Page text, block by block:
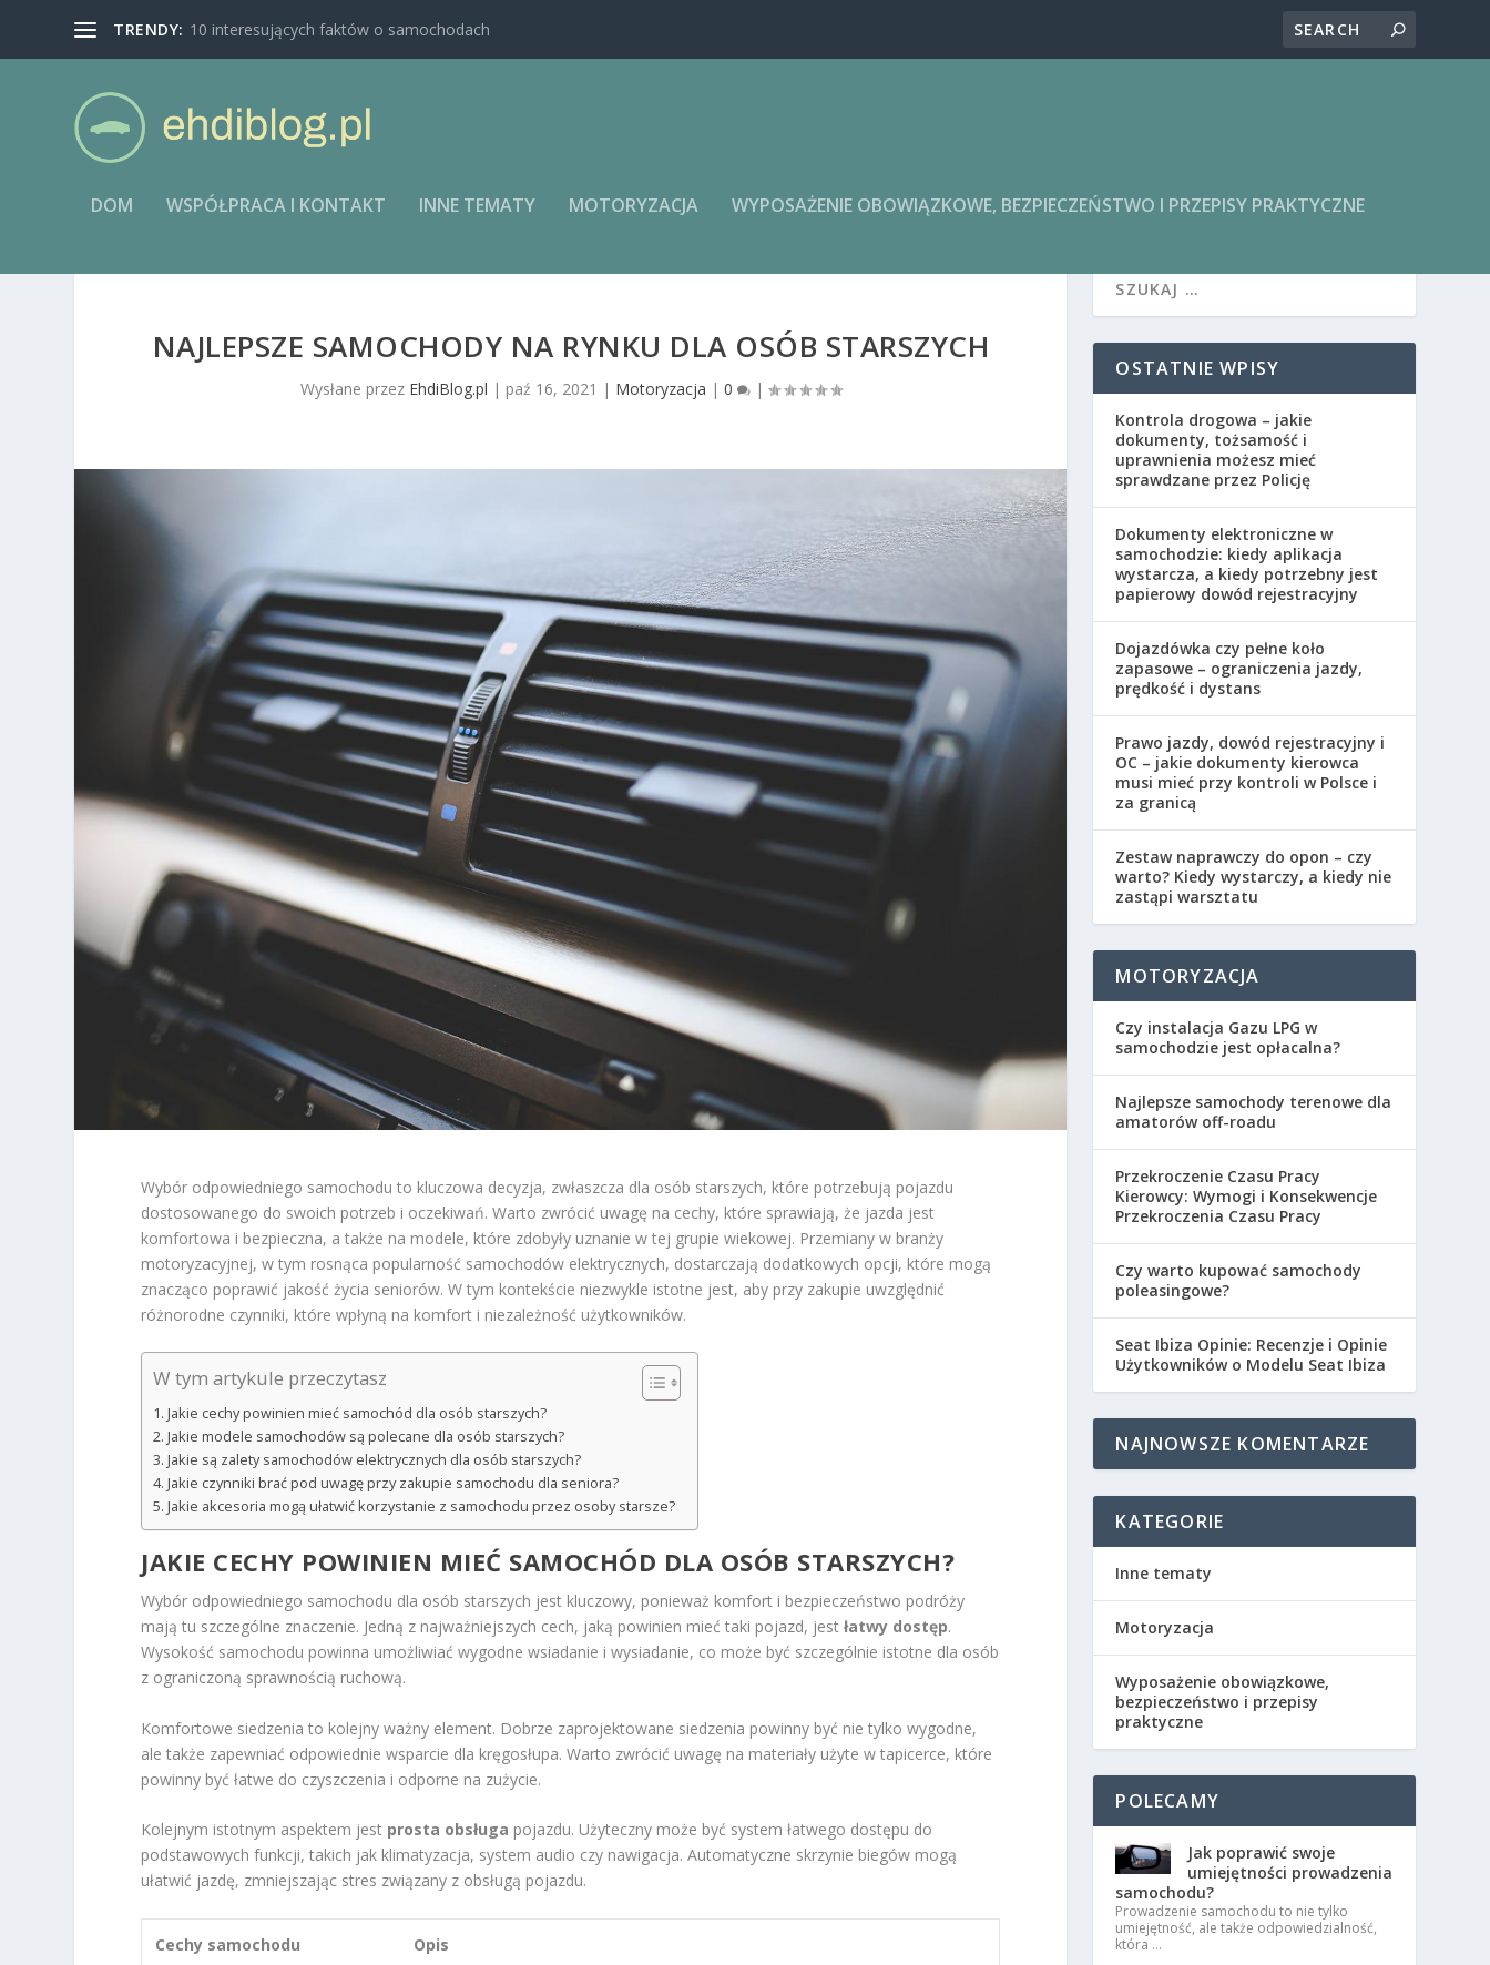
TRENDY: 10 interesujących faktów o samochodach
DOM WSPÓŁPRACA I KONTAKT INNE TEMATY MOTORYZACJA WYPOSAŻENIE OBOWIĄZKOWE, BEZPIECZEŃSTWO I PRZEPISY PRAKTYCZNE
NAJLEPSZE SAMOCHODY NA RYNKU DLA OSÓB STARSZYCH
Wysłane przez EhdiBlog.pl | paź 16, 2021 | Motoryzacja | 0 |
Wybór odpowiedniego samochodu to kluczowa decyzja, zwłaszcza dla osób starszych, które potrzebują pojazdu
dostosowanego do swoich potrzeb i oczekiwań. Warto zwrócić uwagę na cechy, które sprawiają, że jazda jest
komfortowa i bezpieczna, a także na modele, które zdobyły uznanie w tej grupie wiekowej. Przemiany w branży
motoryzacyjnej, w tym rosnąca popularność samochodów elektrycznych, dostarczają dodatkowych opcji, które mogą
znacząco poprawić jakość życia seniorów. W tym kontekście niezwykle istotne jest, aby przy zakupie uwzględnić
różnorodne czynniki, które wpłyną na komfort i niezależność użytkowników.
W tym artykule przeczytasz
Jakie cechy powinien mieć samochód dla osób starszych?
Jakie modele samochodów są polecane dla osób starszych?
Jakie są zalety samochodów elektrycznych dla osób starszych?
Jakie czynniki brać pod uwagę przy zakupie samochodu dla seniora?
Jakie akcesoria mogą ułatwić korzystanie z samochodu przez osoby starsze?
JAKIE CECHY POWINIEN MIEĆ SAMOCHÓD DLA OSÓB STARSZYCH?
Wybór odpowiedniego samochodu dla osób starszych jest kluczowy, ponieważ komfort i bezpieczeństwo podróży
mają tu szczególne znaczenie. Jedną z najważniejszych cech, jaką powinien mieć taki pojazd, jestłatwy dostęp.
Wysokość samochodu powinna umożliwiać wygodne wsiadanie i wysiadanie, co może być szczególnie istotne dla osób
z ograniczoną sprawnością ruchową.
Komfortowe siedzenia to kolejny ważny element. Dobrze zaprojektowane siedzenia powinny być nie tylko wygodne,
ale także zapewniać odpowiednie wsparcie dla kręgosłupa. Warto zwrócić uwagę na materiały użyte w tapicerce, które
powinny być łatwe do czyszczenia i odporne na zużycie.
Kolejnym istotnym aspektem jest prosta obsługa pojazdu. Użyteczny może być system łatwego dostępu do
podstawowych funkcji, takich jak klimatyzacja, system audio czy nawigacja. Automatyczne skrzynie biegów mogą
ułatwić jazdę, zmniejszając stres związany z obsługą pojazdu.
Cechy samochodu Opis
OSTATNIE WPISY
Kontrola drogowa – jakie
dokumenty, tożsamość i
uprawnienia możesz mieć
sprawdzane przez Policję
Dokumenty elektroniczne w
samochodzie: kiedy aplikacja
wystarcza, a kiedy potrzebny jest
papierowy dowód rejestracyjny
Dojazdówka czy pełne koło
zapasowe – ograniczenia jazdy,
prędkość i dystans
Prawo jazdy, dowód rejestracyjny i
OC – jakie dokumenty kierowca
musi mieć przy kontroli w Polsce i
za granicą
Zestaw naprawczy do opon – czy
warto? Kiedy wystarczy, a kiedy nie
zastąpi warsztatu
MOTORYZACJA
Czy instalacja Gazu LPG w
samochodzie jest opłacalna?
Najlepsze samochody terenowe dla
amatorów off-roadu
Przekroczenie Czasu Pracy
Kierowcy: Wymogi i Konsekwencje
Przekroczenia Czasu Pracy
Czy warto kupować samochody
poleasingowe?
Seat Ibiza Opinie: Recenzje i Opinie
Użytkowników o Modelu Seat Ibiza
NAJNOWSZE KOMENTARZE
KATEGORIE
Inne tematy
Motoryzacja
Wyposażenie obowiązkowe,
bezpieczeństwo i przepisy
praktyczne
POLECAMY
Jak poprawić swoje
umiejętności prowadzenia
samochodu?
Prowadzenie samochodu to nie tylko
umiejętność, ale także odpowiedzialność,
która …